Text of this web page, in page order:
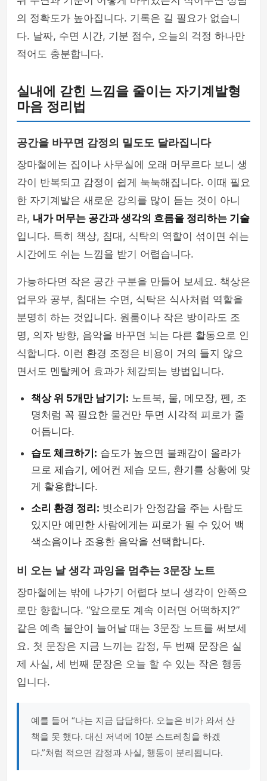
의 정확도가 높아집니다. 기록은 길 필요가 없습니
다. 날짜, 수면 시간, 기분 점수, 오늘의 걱정 하나만
적어도 충분합니다.
실내에 갇힌 느낌을 줄이는 자기계발형
마음 정리법
공간을 바꾸면 감정의 밀도도 달라집니다
장마철에는 집이나 사무실에 오래 머무르다 보니 생
각이 반복되고 감정이 쉽게 눅눅해집니다. 이때 필요
한 자기계발은 새로운 강의를 많이 듣는 것이 아니
라, 내가 머무는 공간과 생각의 흐름을 정리하는 기술
입니다. 특히 책상, 침대, 식탁의 역할이 섞이면 쉬는
시간에도 쉬는 느낌을 받기 어렵습니다.
가능하다면 작은 공간 구분을 만들어 보세요. 책상은
업무와 공부, 침대는 수면, 식탁은 식사처럼 역할을
분명히 하는 것입니다. 원룸이나 작은 방이라도 조
명, 의자 방향, 음악을 바꾸면 뇌는 다른 활동으로 인
식합니다. 이런 환경 조정은 비용이 거의 들지 않으
면서도 멘탈케어 효과가 체감되는 방법입니다.
책상 위 5개만 남기기: 노트북, 물, 메모장, 펜, 조
명처럼 꼭 필요한 물건만 두면 시각적 피로가 줄
어듭니다.
습도 체크하기: 습도가 높으면 불쾌감이 올라가
므로 제습기, 에어컨 제습 모드, 환기를 상황에 맞
게 활용합니다.
소리 환경 정리: 빗소리가 안정감을 주는 사람도
있지만 예민한 사람에게는 피로가 될 수 있어 백
색소음이나 조용한 음악을 선택합니다.
비 오는 날 생각 과잉을 멈추는 3문장 노트
장마철에는 밖에 나가기 어렵다 보니 생각이 안쪽으
로만 향합니다. “앞으로도 계속 이러면 어떡하지?”
같은 예측 불안이 늘어날 때는 3문장 노트를 써보세
요. 첫 문장은 지금 느끼는 감정, 두 번째 문장은 실
제 사실, 세 번째 문장은 오늘 할 수 있는 작은 행동
입니다.
예를 들어 “나는 지금 답답하다. 오늘은 비가 와서 산
책을 못 했다. 대신 저녁에 10분 스트레칭을 하겠
다.”처럼 적으면 감정과 사실, 행동이 분리됩니다.